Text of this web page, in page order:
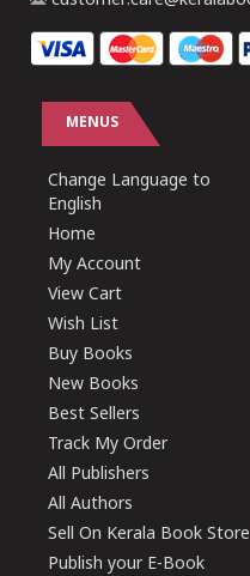
MENUS
Change Language to
English
Home
My Account
View Cart
Wish List
Buy Books
New Books
Best Sellers
Track My Order
All Publishers
All Authors
Sell On Kerala Book Store
Publish your E-Book